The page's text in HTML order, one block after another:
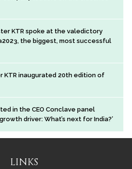
KTR spoke at the valedictory
the biggest, most successful
KTR inaugurated 20th edition of
in the CEO Conclave panel
driver: What’s next for India?’
LINKS